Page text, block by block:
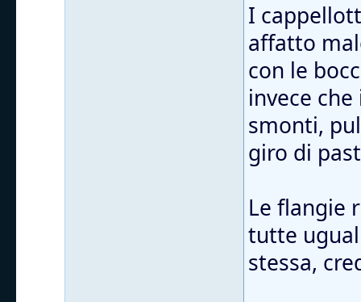
I
affatto
con le
invece
smonti,
giro di
Le flangie
tutte
stessa,